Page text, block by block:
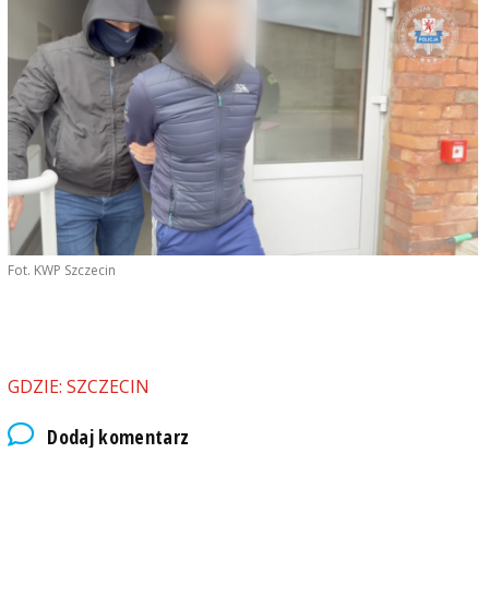
Fot. KWP Szczecin
GDZIE: SZCZECIN
Dodaj komentarz